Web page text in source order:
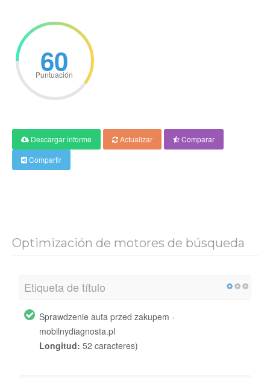
60
Puntuación
Descargar informe Actualizar
Comparar
Compartir
Optimización de motores de búsqueda
Etiqueta de título
Sprawdzenie auta przed zakupem -
mobilnydiagnosta.pl
Longitud: 52 caracteres)